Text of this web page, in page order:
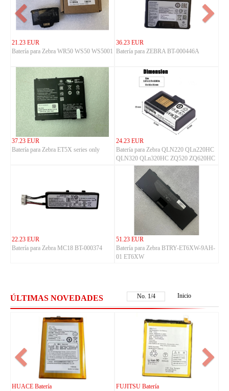
21.23 EUR
Batería para Zebra WR50 WS50 WS5001
36.23 EUR
Batería para ZEBRA BT-000446A
37.23 EUR
Batería para Zebra ET5X series only
24.23 EUR
Batería para Zebra QLN220 QLn220HC
QLN320 QLn320HC ZQ520 ZQ620HC
22.23 EUR
Batería para Zebra MC18 BT-000374
51.23 EUR
Batería para Zebra BTRY-ET6XW-9AH-
01 ET6XW
ÚLTIMAS NOVEDADES No. 2/4 Inicio
FUJITSU Batería
FUJITSU Batería